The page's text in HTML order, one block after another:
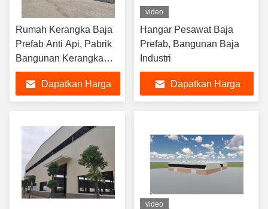
Rumah Kerangka Baja
Prefab Anti Api, Pabrik
Bangunan Kerangka
Baja Industri
Dapatkan Harga
video
Hangar Pesawat Baja
Prefab, Bangunan Baja
Industri
Dapatkan Harga
video